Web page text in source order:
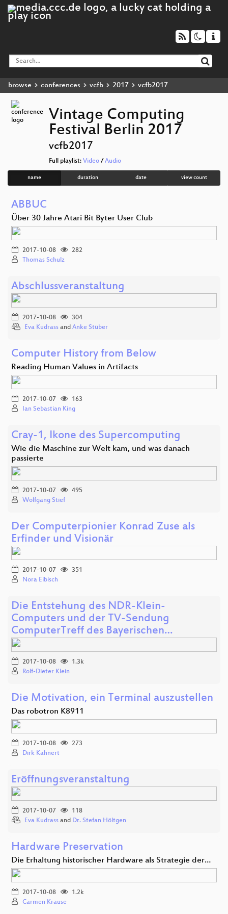
browse conferences vcfb 2017 vcfb2017
Vintage Computing
Festival Berlin 2017
vcfb2017
Full playlist: Video/ Audio
name duration date view count
ABBUC
Über 30 Jahre Atari Bit Byter User Club
2017-10-08
282
Thomas Schulz
Abschlussveranstaltung
2017-10-08
304
Eva Kudrass and Anke Stüber
Computer History from Below
Reading Human Values in Artifacts
2017-10-07
163
Ian Sebastian King
Cray-1, Ikone des Supercomputing
Wie die Maschine zur Welt kam, und was danach
passierte
2017-10-07
495
Wolfgang Stief
Der Computerpionier Konrad Zuse als
Erfinder und Visionär
2017-10-07
351
Nora Eibisch
Die Entstehung des NDR-Klein-
Computers und der TV-Sendung
ComputerTreff des Bayerischen…
2017-10-08
1.3k
Rolf-Dieter Klein
Die Motivation, ein Terminal auszustellen
Das robotron K8911
2017-10-08
273
Dirk Kahnert
Eröffnungsveranstaltung
2017-10-07
118
Eva Kudrass and Dr. Stefan Höltgen
Hardware Preservation
Die Erhaltung historischer Hardware als Strategie der…
2017-10-08
1.2k
Carmen Krause